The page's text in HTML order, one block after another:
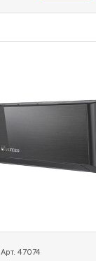
Арт. 47074